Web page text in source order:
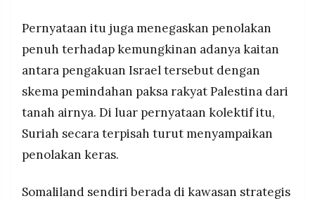
Pernyataan itu juga menegaskan penolakan
penuh terhadap kemungkinan adanya kaitan
antara pengakuan Israel tersebut dengan
skema pemindahan paksa rakyat Palestina dari
tanah airnya. Di luar pernyataan kolektif itu,
Suriah secara terpisah turut menyampaikan
penolakan keras.
Somaliland sendiri berada di kawasan strategis